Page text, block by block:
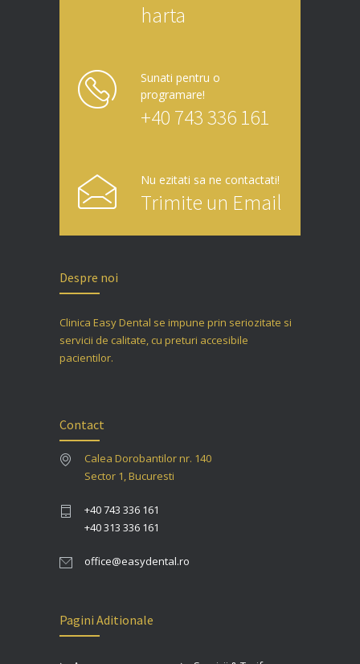
harta
Sunati pentru o
programare!
+40 743 336 161
Nu ezitati sa ne contactati!
Trimite un Email
Despre noi
Clinica Easy Dental se impune prin seriozitate si
servicii de calitate, cu preturi accesibile
pacientilor.
Contact
Calea Dorobantilor nr. 140
Sector 1, Bucuresti
+40 743 336 161
+40 313 336 161
office@easydental.ro
Pagini Aditionale